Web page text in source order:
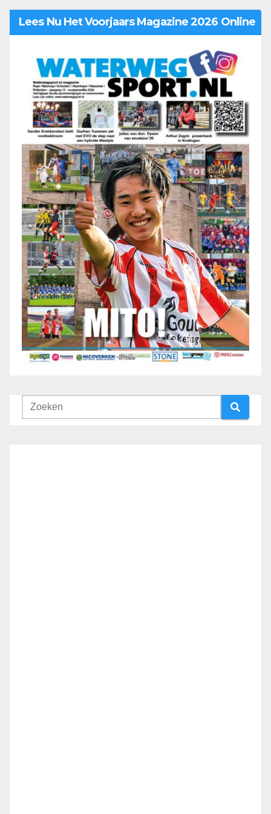
Lees Nu Het Voorjaars Magazine 2026 Online